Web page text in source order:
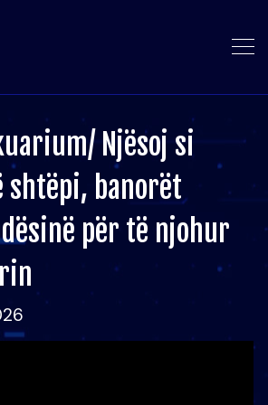
Njësoj si
shtëpi, banorët
për të njohur